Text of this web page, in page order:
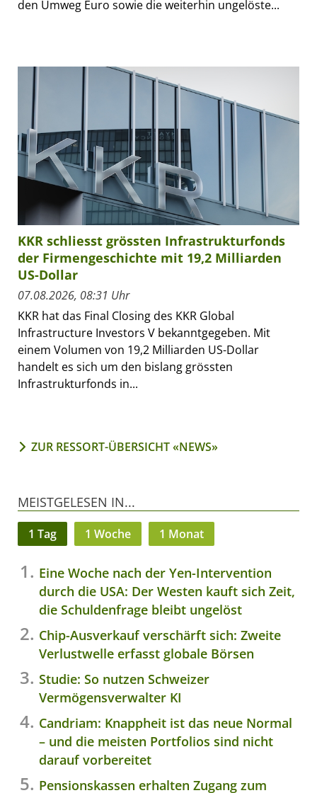
den Umweg Euro sowie die weiterhin ungelöste...
KKR schliesst grössten Infrastrukturfonds
der Firmengeschichte mit 19,2 Milliarden
US-Dollar
07.08.2026, 08:31 Uhr
KKR hat das Final Closing des KKR Global
Infrastructure Investors V bekanntgegeben. Mit
einem Volumen von 19,2 Milliarden US-Dollar
handelt es sich um den bislang grössten
Infrastrukturfonds in...
ZUR RESSORT-ÜBERSICHT «NEWS»
MEISTGELESEN IN...
1 Tag 1 Woche 1 Monat
Eine Woche nach der Yen-Intervention
durch die USA: Der Westen kauft sich Zeit,
die Schuldenfrage bleibt ungelöst
Chip-Ausverkauf verschärft sich: Zweite
Verlustwelle erfasst globale Börsen
Studie: So nutzen Schweizer
Vermögensverwalter KI
Candriam: Knappheit ist das neue Normal
– und die meisten Portfolios sind nicht
darauf vorbereitet
Pensionskassen erhalten Zugang zum